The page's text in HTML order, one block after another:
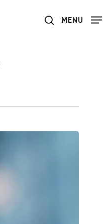
search
MENU